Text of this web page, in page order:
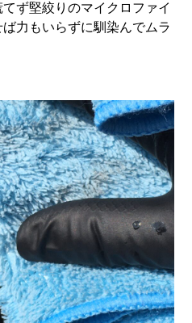
ず堅絞りのマイクロファイ
力もいらずに馴染んでムラ